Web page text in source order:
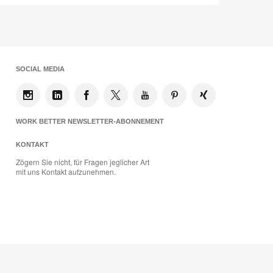
SOCIAL MEDIA
WORK BETTER NEWSLETTER-ABONNEMENT
KONTAKT
Zögern Sie nicht, für Fragen jeglicher Art
mit uns Kontakt aufzunehmen.